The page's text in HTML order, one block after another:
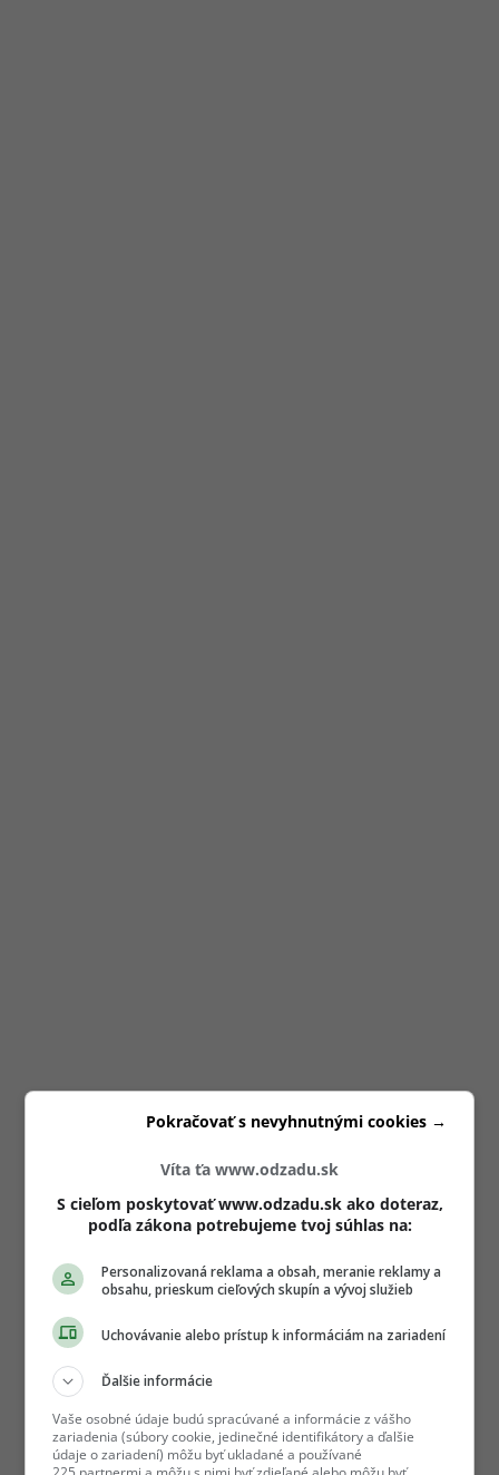
Víta ťa www.odzadu.sk
S cieľom poskytovať www.odzadu.sk ako doteraz,
podľa zákona potrebujeme tvoj súhlas na:
Personalizovaná reklama a obsah, meranie reklamy a
obsahu, prieskum cieľových skupín a vývoj služieb
Uchovávanie alebo prístup k informáciám na zariadení
Ďalšie informácie
Vaše osobné údaje budú spracúvané a informácie z vášho
zariadenia (súbory cookie, jedinečné identifikátory a ďalšie
údaje o zariadení) môžu byť ukladané a používané
Pokračovať s nevyhnutnými cookies →